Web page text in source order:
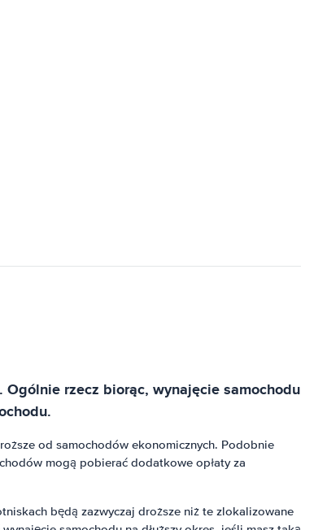
rzecz biorąc, wynajęcie samochodu
od samochodów ekonomicznych. Podobnie
mogą pobierać dodatkowe opłaty za
będą zazwyczaj droższe niż te zlokalizowane